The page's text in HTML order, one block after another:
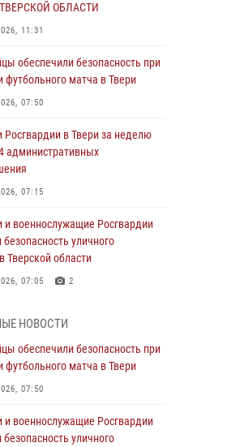
ОБЛАСТИ
11:31
обеспечили безопасность при
футбольного матча в Твери
07:50
Росгвардии в Твери за неделю
административных
07:15
и военнослужащие Росгвардии
уличного
Тверской области
07:05 2
России генерала армии
с заместителем
представителя Президента
05:42 4
НОВОСТИ
обеспечили безопасность при
футбольного матча в Твери
07:50
и военнослужащие Росгвардии
уличного